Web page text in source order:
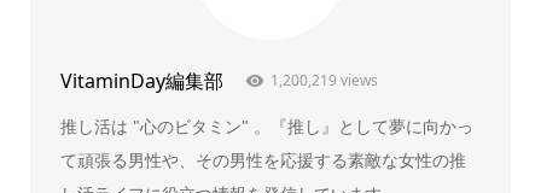
VitaminDay編集部 1,200,219 views
推し活は "心のビタミン" 。『推し』として夢に向かっ
て頑張る男性や、その男性を応援する素敵な女性の推